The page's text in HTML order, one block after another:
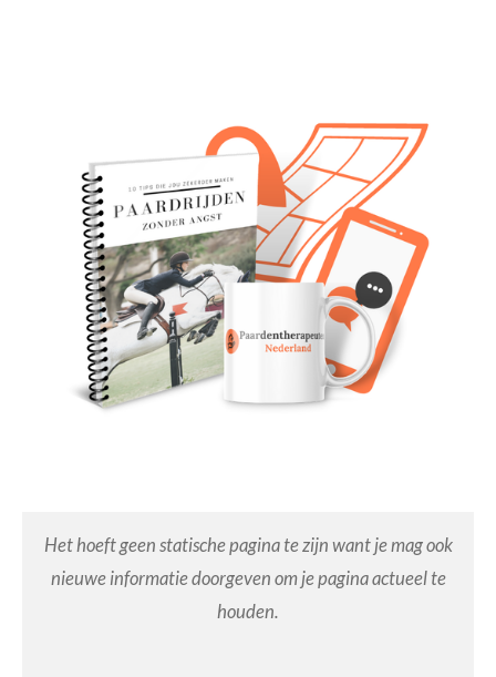
Het hoeft geen statische pagina te zijn want je mag ook
nieuwe informatie doorgeven om je pagina actueel te
houden.